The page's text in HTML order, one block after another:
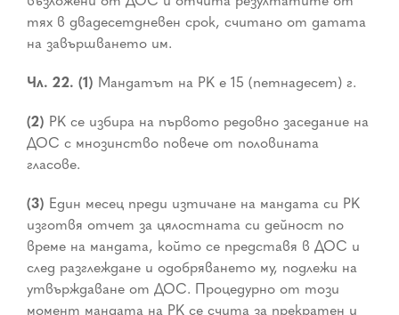
тях в двадесетдневен срок, считано от датата
на завършването им.
Чл. 22. (1) Мандатът на РК е 15 (петнадесет) г.
(2) РК се избира на първото редовно заседание на
ДОС с мнозинство повече от половината
гласове.
(3) Един месец преди изтичане на мандата си РК
изготвя отчет за цялостната си дейност по
време на мандата, който се представя в ДОС и
след разглеждане и одобряването му, подлежи на
утвърждаване от ДОС. Процедурно от този
момент мандата на РК се счита за прекратен и